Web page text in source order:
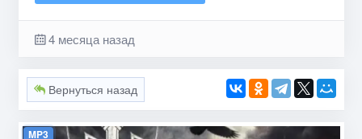
4 месяца назад
Вернуться назад
MP3